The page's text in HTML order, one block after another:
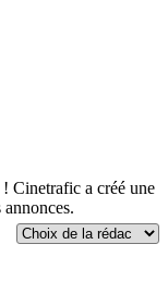
Cinetrafic a créé une